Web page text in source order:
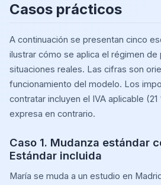
Casos prácticos
A continuación se presentan cinco
ilustrar cómo se aplica el régimen de
situaciones reales. Las cifras son
funcionamiento del modelo. Los
contratar incluyen el IVA aplicable
expresa en contrario.
Caso 1. Mudanza estándar
Estándar incluida
María se muda a un estudio en